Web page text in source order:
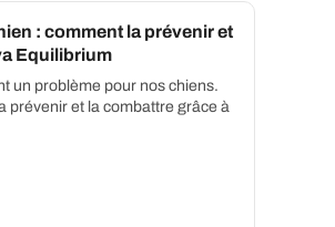
: comment la prévenir et
Equilibrium
un problème pour nos chiens.
prévenir et la combattre grâce à